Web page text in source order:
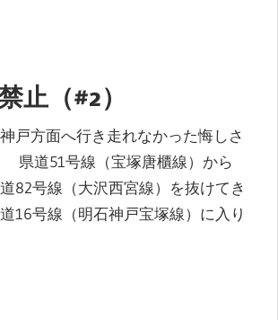
止（#2）
戸方面へ行き走れなかった悔しさ
県道51号線（宝塚唐櫃線）から
82号線（大沢西宮線）を抜けてき
16号線（明石神戸宝塚線）に入り